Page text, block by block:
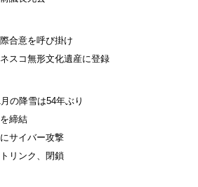
合意を呼び掛け
スコ無形文化遺産に登録
の降雪は54年ぶり
締結
サイバー攻撃
リンク、閉鎖